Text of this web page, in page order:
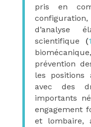
pris en
d’analyse
scientifique (1
prévention
les positions
avec des
importants
engagement
et lombaire,